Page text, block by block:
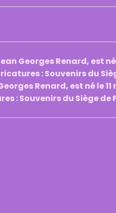
Georges Renard, est né
: Souvenirs du
Renard, est né le
: Souvenirs du Siège de